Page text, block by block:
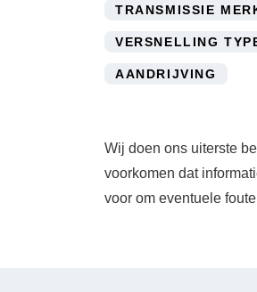
TRANSMISSIE
VERSNELLING
AANDRIJVING
Wij doen ons uiterste
voorkomen dat
voor om eventuele